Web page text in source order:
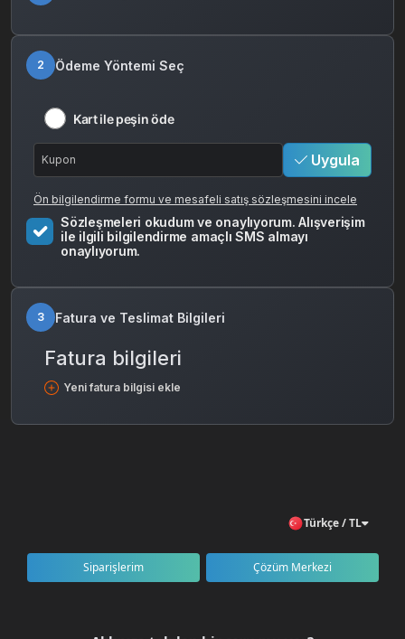
2 Ödeme Yöntemi Seç
Kart ile peşin öde
Uygula
Ön bilgilendirme formu ve mesafeli satış sözleşmesini incele
Sözleşmeleri okudum ve onaylıyorum. Alışverişim
ile ilgili bilgilendirme amaçlı SMS almayı
onaylıyorum.
3 Fatura ve Teslimat Bilgileri
Fatura bilgileri
Yeni fatura bilgisi ekle
Türkçe / TL
Siparişlerim Çözüm Merkezi